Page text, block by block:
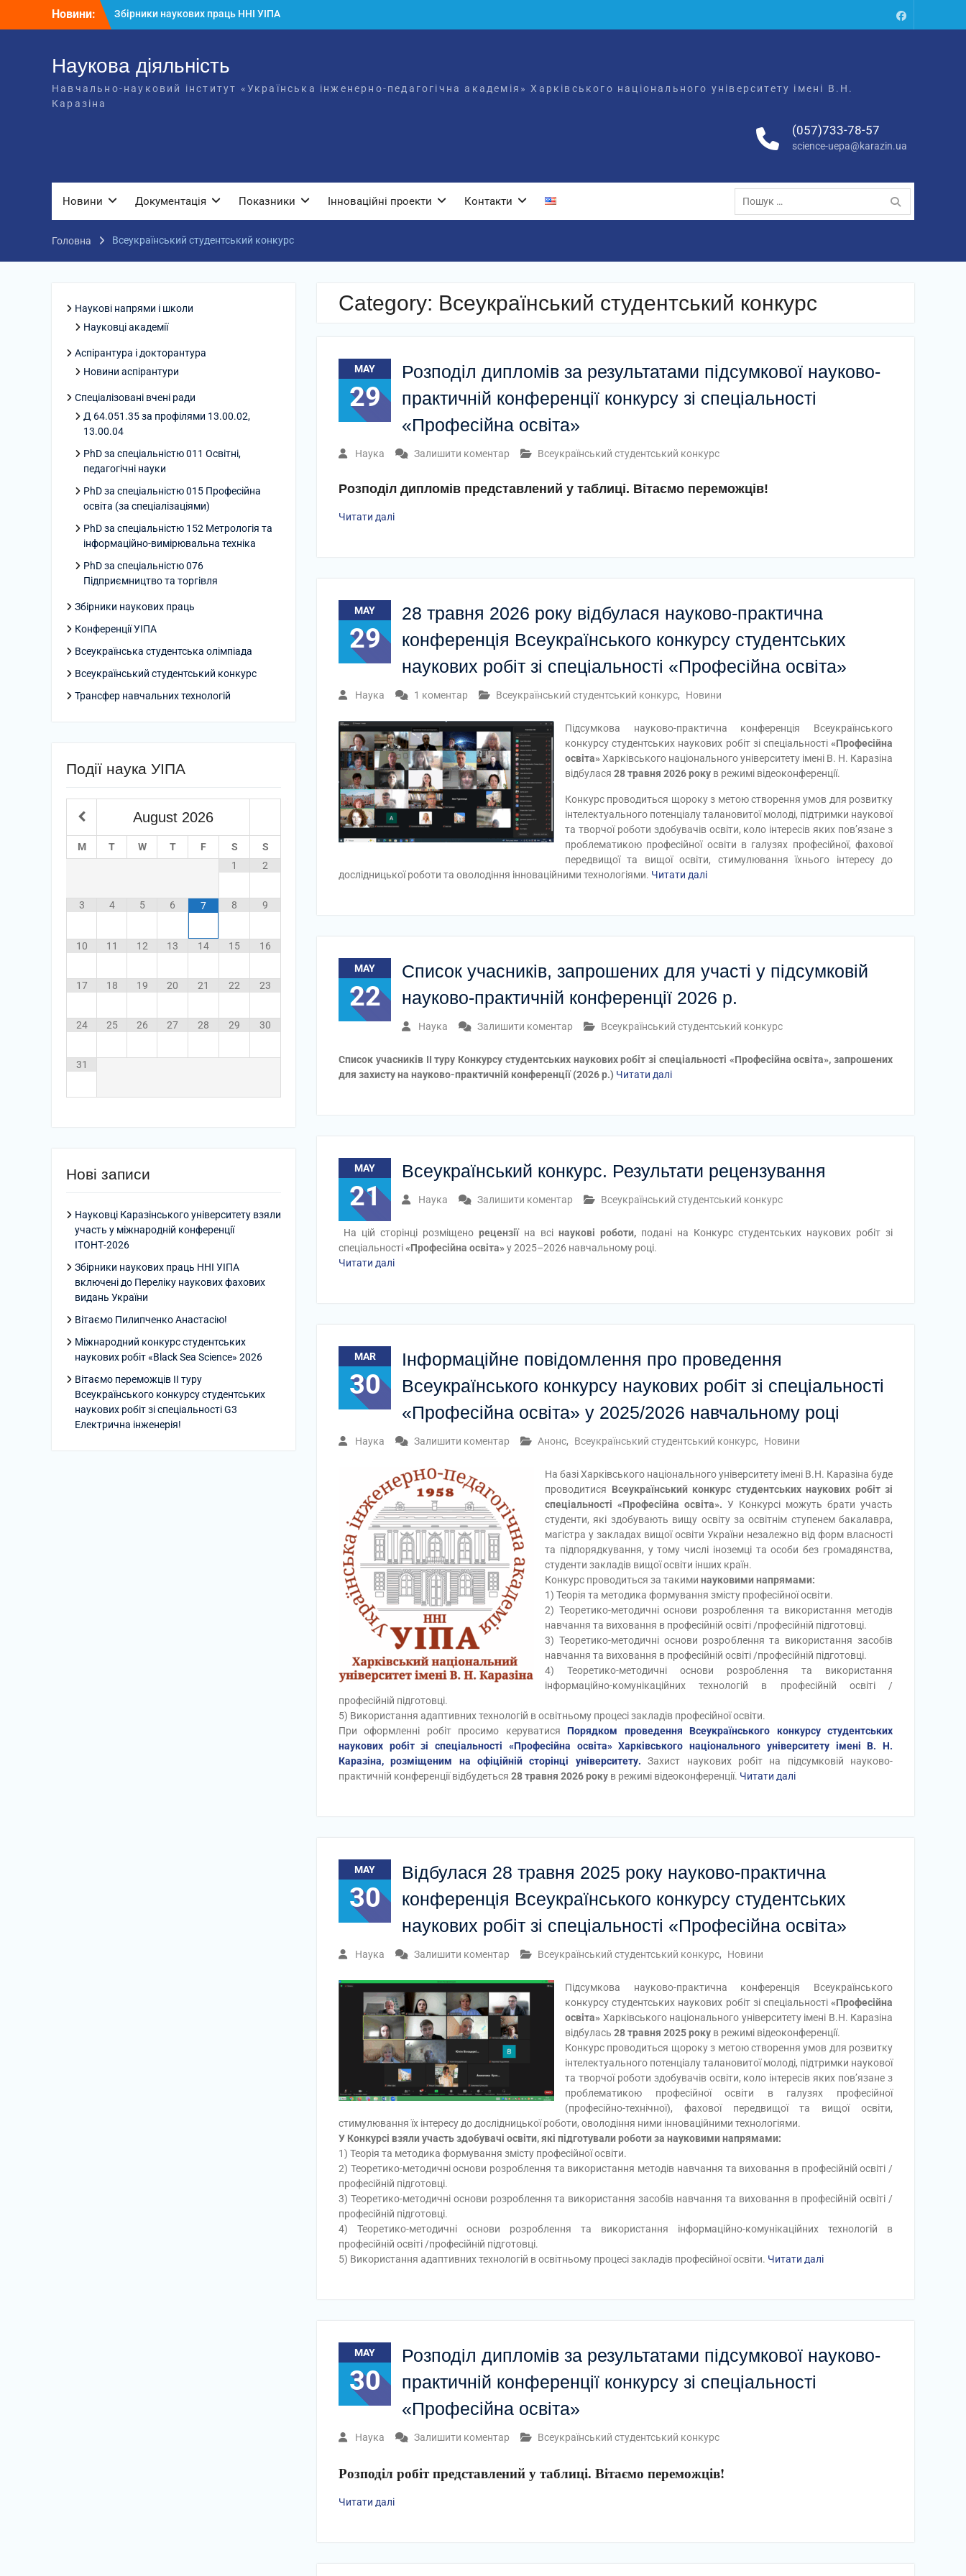
Новини:
Збірники наукових праць ННІ УІПА
включені до Переліку наукових
Вітаємо Пилипченко Анастасію!
Науковці Каразінського університету
взяли участь у міжнародній
Facebook
Наукова діяльність
Навчально-науковий інститут «Українська інженерно-педагогічна академія» Харківського національного університету імені В.Н.
Каразіна
(057)733-78-57
science-uepa@karazin.ua
Новини Документація Показники Інноваційні проекти Контакти
Пошук:
Головна Всеукраїнський студентський конкурс
Category: Всеукраїнський студентський конкурс
MAY
29
Розподіл дипломів за результатами підсумкової науково-
практичній конференції конкурсу зі спеціальності
«Професійна освіта»
Наука Залишити коментар Всеукраїнський студентський конкурс
Розподіл дипломів представлений у таблиці. Вітаємо переможців!
Читати далі
MAY
29
28 травня 2026 року відбулася науково-практична
конференція Всеукраїнського конкурсу студентських
наукових робіт зі спеціальності «Професійна освіта»
Наука 1 коментар Всеукраїнський студентський конкурс, Новини
Підсумкова науково-практична конференція Всеукраїнського
конкурсу студентських наукових робіт зі спеціальності «Професійна
освіта»Харківського національного університету імені В. Н. Каразіна
відбулася 28 травня 2026 року в режимі відеоконференції.
Конкурс проводиться щороку з метою створення умов для розвитку
інтелектуального потенціалу талановитої молоді, підтримки наукової
та творчої роботи здобувачів освіти, коло інтересів яких пов’язане з
проблематикою професійної освіти в галузях професійної, фахової
передвищої та вищої освіти, стимулювання їхнього інтересу до
дослідницької роботи та оволодіння інноваційними технологіями. Читати далі
MAY
22
Список учасників, запрошених для участі у підсумковій
науково-практичній конференції 2026 р.
Наука Залишити коментар Всеукраїнський студентський конкурс
Список учасників ІІ туру Конкурсу студентських наукових робіт зі спеціальності «Професійна освіта», запрошених
для захисту на науково-практичній конференції (2026 р.) Читати далі
MAY
21
Всеукраїнський конкурс. Результати рецензування
Наука Залишити коментар Всеукраїнський студентський конкурс
На цій сторінці розміщено рецензіїна всі наукові роботи, подані на Конкурс студентських наукових робіт зі
спеціальності«Професійна освіта»у 2025–2026 навчальному році.
Читати далі
MAR
30
Інформаційне повідомлення про проведення
Всеукраїнського конкурсу наукових робіт зі спеціальності
«Професійна освіта» у 2025/2026 навчальному році
Наука Залишити коментар Анонс, Всеукраїнський студентський конкурс, Новини
На базі Харківського національного університету імені В.Н. Каразіна буде
проводитися Всеукраїнський конкурс студентських наукових робіт зі
спеціальності «Професійна освіта». У Конкурсі можуть брати участь
студенти, які здобувають вищу освіту за освітнім ступенем бакалавра,
магістра у закладах вищої освіти України незалежно від форм власності
та підпорядкування, у тому числі іноземці та особи без громадянства,
студенти закладів вищої освіти інших країн.
Конкурс проводиться за такими науковими напрямами:
1) Теорія та методика формування змісту професійної освіти.
2) Теоретико-методичні основи розроблення та використання методів
навчання та виховання в професійній освіті /професійній підготовці.
3) Теоретико-методичні основи розроблення та використання засобів
навчання та виховання в професійній освіті /професійній підготовці.
4) Теоретико-методичні основи розроблення та використання
інформаційно-комунікаційних технологій в професійній освіті /
професійній підготовці.
5) Використання адаптивних технологій в освітньому процесі закладів професійної освіти.
При оформленні робіт просимо керуватисяПорядком проведення Всеукраїнського конкурсу студентських
наукових робіт зі спеціальності «Професійна освіта» Харківського національного університету імені В. Н.
Каразіна, розміщеним на офіційній сторінці університету. Захист наукових робіт на підсумковій науково-
практичній конференції відбудеться 28 травня 2026 року в режимі відеоконференції. Читати далі
MAY
30
Відбулася 28 травня 2025 року науково-практична
конференція Всеукраїнського конкурсу студентських
наукових робіт зі спеціальності «Професійна освіта»
Наука Залишити коментар Всеукраїнський студентський конкурс, Новини
Підсумкова науково-практична конференція Всеукраїнського
конкурсу студентських наукових робіт зі спеціальності «Професійна
освіта» Харківського національного університету імені В.Н. Каразіна
відбулась 28 травня 2025 року в режимі відеоконференції.
Конкурс проводиться щороку з метою створення умов для розвитку
інтелектуального потенціалу талановитої молоді, підтримки наукової
та творчої роботи здобувачів освіти, коло інтересів яких пов’язане з
проблематикою професійної освіти в галузях професійної
(професійно-технічної), фахової передвищої та вищої освіти,
стимулювання їх інтересу до дослідницької роботи, оволодіння ними інноваційними технологіями.
У Конкурсі взяли участь здобувачі освіти, які підготували роботи за науковими напрямами:
1) Теорія та методика формування змісту професійної освіти.
2) Теоретико-методичні основи розроблення та використання методів навчання та виховання в професійній освіті /
професійній підготовці.
3) Теоретико-методичні основи розроблення та використання засобів навчання та виховання в професійній освіті /
професійній підготовці.
4) Теоретико-методичні основи розроблення та використання інформаційно-комунікаційних технологій в
професійній освіті /професійній підготовці.
5) Використання адаптивних технологій в освітньому процесі закладів професійної освіти. Читати далі
MAY
30
Розподіл дипломів за результатами підсумкової науково-
практичній конференції конкурсу зі спеціальності
«Професійна освіта»
Наука Залишити коментар Всеукраїнський студентський конкурс
Розподіл робіт представлений у таблиці. Вітаємо переможців!
Читати далі
Наукові напрями і школи
Науковці академії
Аспірантура і докторантура
Новини аспірантури
Спеціалізовані вчені ради
Д 64.051.35 за профілями 13.00.02,
13.00.04
PhD за спеціальністю 011 Освітні,
педагогічні науки
PhD за спеціальністю 015 Професійна
освіта (за спеціалізаціями)
PhD за спеціальністю 152 Метрологія та
інформаційно-вимірювальна техніка
PhD за спеціальністю 076
Підприємництво та торгівля
Збірники наукових праць
Конференції УІПА
Всеукраїнська студентська олімпіада
Всеукраїнський студентський конкурс
Трансфер навчальних технологій
Події наука УІПА
August 2026
M T W T F S
S
1
2
3 4 5 6 7 8 9
10 11 12 13 14 15 16
17 18 19 20 21 22 23
24 25 26 27 28 29 30
31
Нові записи
Науковці Каразінського університету взяли
участь у міжнародній конференції
ІТОНТ-2026
Збірники наукових праць ННІ УІПА
включені до Переліку наукових фахових
видань України
Вітаємо Пилипченко Анастасію!
Міжнародний конкурс студентських
наукових робіт «Black Sea Science» 2026
Вітаємо переможців ІІ туру
Всеукраїнського конкурсу студентських
наукових робіт зі спеціальності G3
Електрична інженерія!